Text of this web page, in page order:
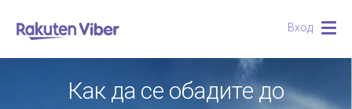
Вход
Как да се обадите до